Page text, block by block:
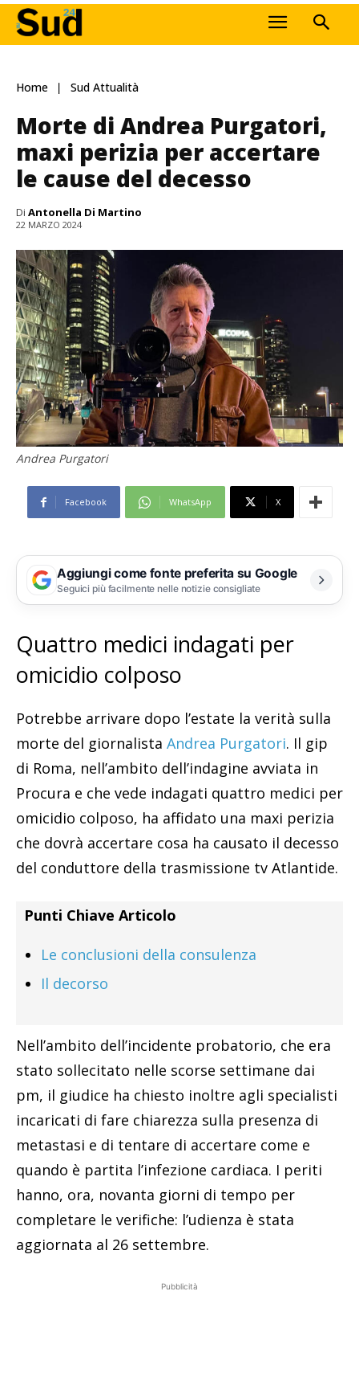
Home Sud Attualità
Morte di Andrea Purgatori,
maxi perizia per accertare
le cause del decesso
Di Antonella Di Martino
22 MARZO 2024
Andrea Purgatori
Facebook WhatsApp X
Aggiungi come fonte preferita su Google
Seguici più facilmente nelle notizie consigliate
Quattro medici indagati per
omicidio colposo
Potrebbe arrivare dopo l’estate la verità sulla
morte del giornalista Andrea Purgatori. Il gip
di Roma, nell’ambito dell’indagine avviata in
Procura e che vede indagati quattro medici per
omicidio colposo, ha affidato una maxi perizia
che dovrà accertare cosa ha causato il decesso
del conduttore della trasmissione tv Atlantide.
Punti Chiave Articolo
Le conclusioni della consulenza
Il decorso
Nell’ambito dell’incidente probatorio, che era
stato sollecitato nelle scorse settimane dai
pm, il giudice ha chiesto inoltre agli specialisti
incaricati di fare chiarezza sulla presenza di
metastasi e di tentare di accertare come e
quando è partita l’infezione cardiaca. I periti
hanno, ora, novanta giorni di tempo per
completare le verifiche: l’udienza è stata
aggiornata al 26 settembre.
Pubblicità